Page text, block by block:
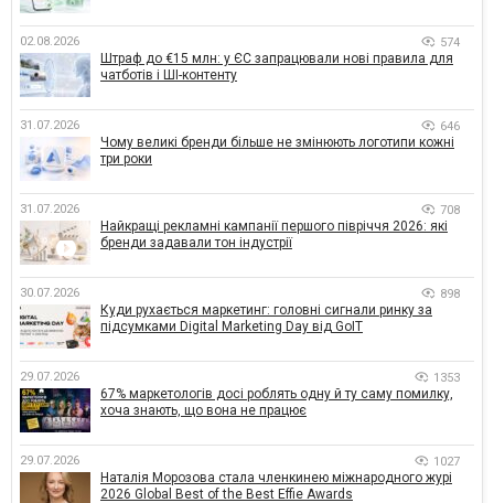
02.08.2026 574
Штраф до €15 млн: у ЄС запрацювали нові правила для
чатботів і ШІ-контенту
31.07.2026 646
Чому великі бренди більше не змінюють логотипи кожні
три роки
31.07.2026 708
Найкращі рекламні кампанії першого півріччя 2026: які
бренди задавали тон індустрії
30.07.2026 898
Куди рухається маркетинг: головні сигнали ринку за
підсумками Digital Marketing Day від GoIT
29.07.2026 1353
67% маркетологів досі роблять одну й ту саму помилку,
хоча знають, що вона не працює
29.07.2026 1027
Наталія Морозова стала членкинею міжнародного журі
2026 Global Best of the Best Effie Awards